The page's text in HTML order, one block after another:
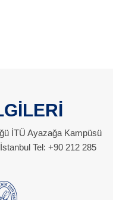
İTÜ Ayazağa Kampüsü
Tel: +90 212 285